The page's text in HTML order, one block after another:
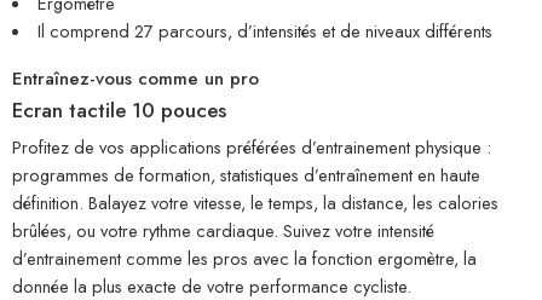
Il comprend 27 parcours, d’intensités et de niveaux différents
Entraînez-vous comme un pro
Ecran tactile 10 pouces
Profitez de vos applications préférées d’entrainement physique :
programmes de formation, statistiques d’entraînement en haute
définition. Balayez votre vitesse, le temps, la distance, les calories
brûlées, ou votre rythme cardiaque. Suivez votre intensité
d’entrainement comme les pros avec la fonction ergomètre, la
donnée la plus exacte de votre performance cycliste.